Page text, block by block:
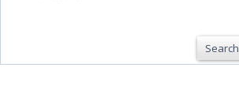
Search